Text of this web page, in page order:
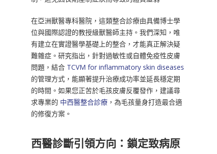
在亞洲獸醫專科醫院，這類整合診療由具備博士學
位與國際認證的教授級獸醫師主持。我們深知，唯
有建立在實證醫學基礎上的整合，才能真正解決疑
難雜症。研究指出，針對過敏性或自體免疫性皮膚
問題，結合 TCVM for inflammatory skin diseases
的管理方式，能顯著提升治療成功率並延長穩定期
的時間。如果您正苦於毛孩皮膚反覆發作，建議尋
求專業的 中西醫整合診療 ，為毛孩量身打造最合適
的修復方案。
西醫診斷引領方向：鎖定致病原